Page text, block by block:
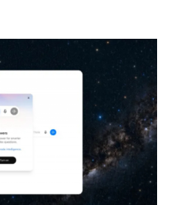
Công nghệ
Sành điệu
Trải nghiệm